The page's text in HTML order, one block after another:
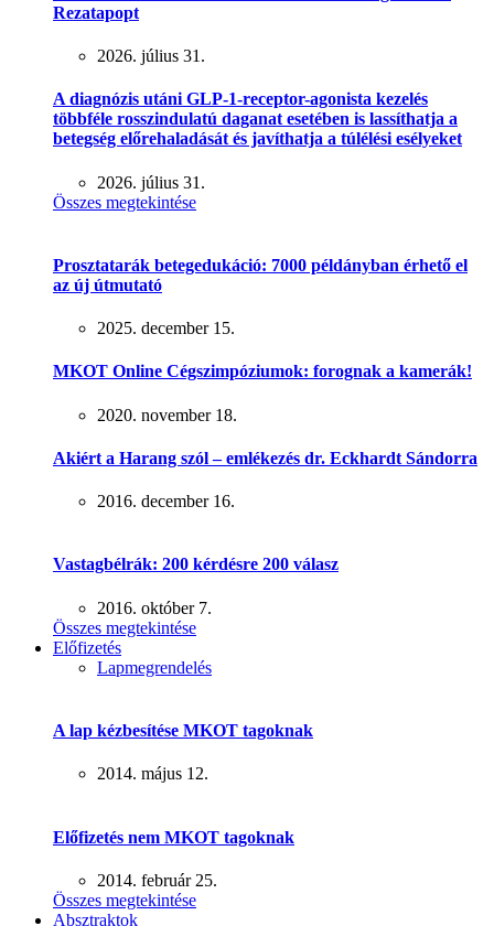
Rezatapopt
2026. július 31.
A diagnózis utáni GLP-1-receptor-agonista kezelés
többféle rosszindulatú daganat esetében is lassíthatja a
betegség előrehaladását és javíthatja a túlélési esélyeket
2026. július 31.
Összes megtekintése
Prosztatarák betegedukáció: 7000 példányban érhető el
az új útmutató
2025. december 15.
MKOT Online Cégszimpóziumok: forognak a kamerák!
2020. november 18.
Akiért a Harang szól – emlékezés dr. Eckhardt Sándorra
2016. december 16.
Vastagbélrák: 200 kérdésre 200 válasz
2016. október 7.
Összes megtekintése
Előfizetés
Lapmegrendelés
A lap kézbesítése MKOT tagoknak
2014. május 12.
Előfizetés nem MKOT tagoknak
2014. február 25.
Összes megtekintése
Absztraktok